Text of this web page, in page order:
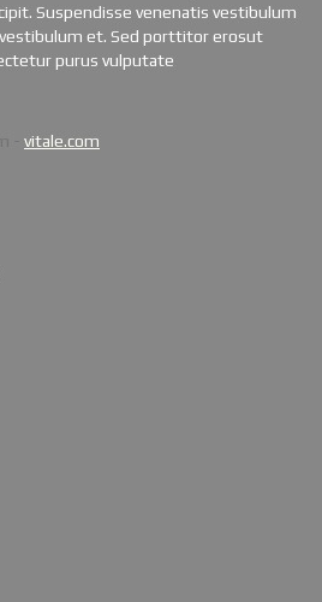
Suspendisse venenatis vestibulum
et. Sed porttitor erosut
purus vulputate
vitale.com